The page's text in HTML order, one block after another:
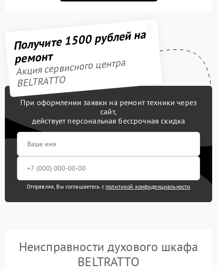
Получите 1500 рублей на
ремонт
Акция сервисного центра
BELTRATTO
При оформлении заявки на ремонт техники через
сайт,
действует персональная бессрочная скидка
Отправляя, Вы соглашаетесь с политикой конфиденциальности
Неисправности духового шкафа
BELTRATTO